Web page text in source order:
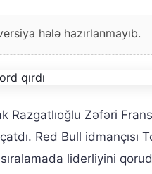
hələ hazırlanmayıb.
Razgatlıoğlu Zəfəri
Red Bull idmançısı
liderliyini